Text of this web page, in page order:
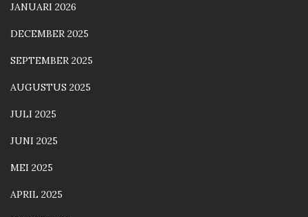
JANUARI 2026
DECEMBER 2025
SEPTEMBER 2025
AUGUSTUS 2025
JULI 2025
JUNI 2025
MEI 2025
APRIL 2025